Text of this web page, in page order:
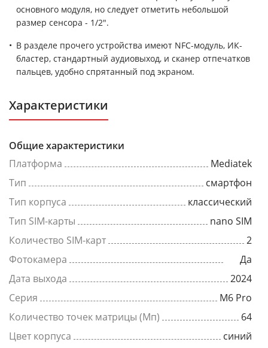
основного модуля, но следует отметить небольшой
размер сенсора - 1/2".
В разделе прочего устройства имеют NFC-модуль, ИК-
бластер, стандартный аудиовыход, и сканер отпечатков
пальцев, удобно спрятанный под экраном.
Характеристики
Общие характеристики
Платформа
Mediatek
Тип
смартфон
Тип корпуса
классический
Тип SIM-карты
nano SIM
Количество SIM-карт
2
Фотокамера
Да
Дата выхода
2024
Серия
M6 Pro
Количество точек матрицы (Мп)
64
Цвет корпуса
синий